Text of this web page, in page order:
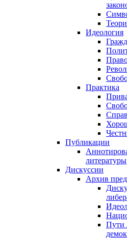
Идеология
Практика
Публикации
литературы
Дискуссии
Архив
Пути